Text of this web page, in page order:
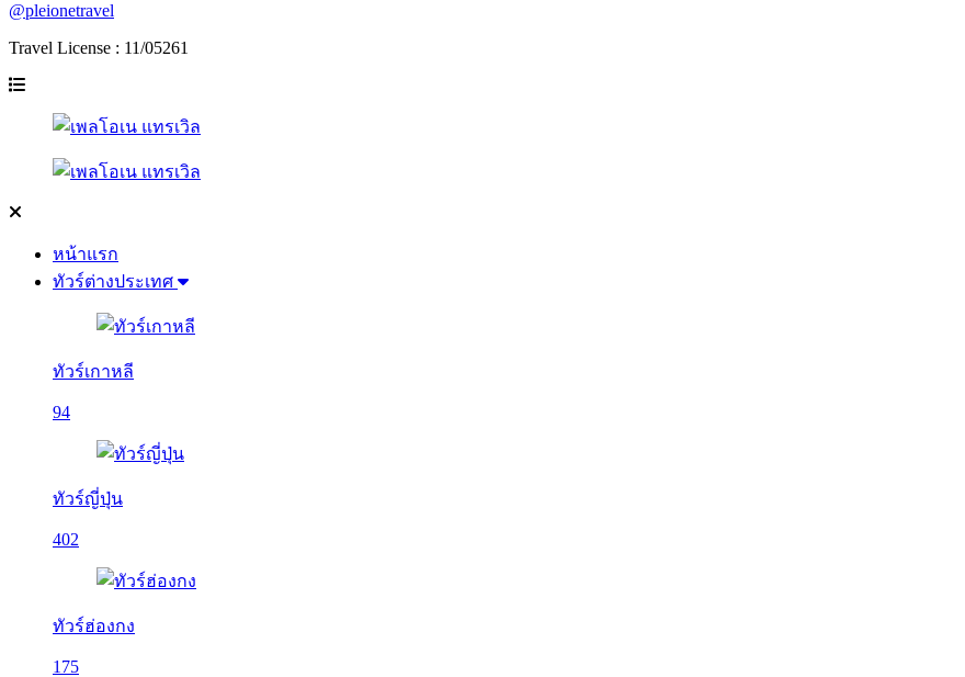
@pleionetravel
Travel License : 11/05261
หน้าแรก
ทัวร์ต่างประเทศ
ทัวร์เกาหลี
94
ทัวร์ญี่ปุ่น
402
ทัวร์ฮ่องกง
175